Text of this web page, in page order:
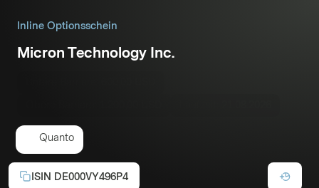
Inline Optionsschein
Micron Technology Inc.
Quanto
ISIN DE000VY496P4